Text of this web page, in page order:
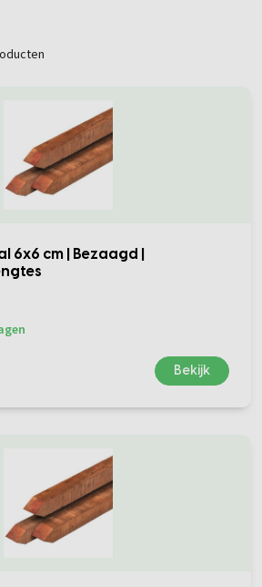
6x6 cm | Bezaagd |
Bekijk